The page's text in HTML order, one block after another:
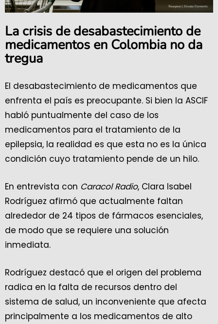
La crisis de desabastecimiento de
medicamentos en Colombia no da
tregua
El desabastecimiento de medicamentos que
enfrenta el país es preocupante. Si bien la ASCIF
habló puntualmente del caso de los
medicamentos para el tratamiento de la
epilepsia, la realidad es que esta no es la única
condición cuyo tratamiento pende de un hilo.
En entrevista con Caracol Radio, Clara Isabel
Rodríguez afirmó que actualmente faltan
alrededor de 24 tipos de fármacos esenciales,
de modo que se requiere una solución
inmediata.
Rodríguez destacó que el origen del problema
radica en la falta de recursos dentro del
sistema de salud, un inconveniente que afecta
principalmente a los medicamentos de alto